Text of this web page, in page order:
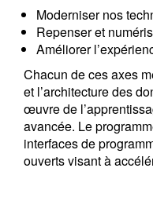
Moderniser nos
Repenser et
Améliorer
Chacun de ces axes
et l’architecture des
œuvre de
avancée. Le
interfaces de
ouverts visant à